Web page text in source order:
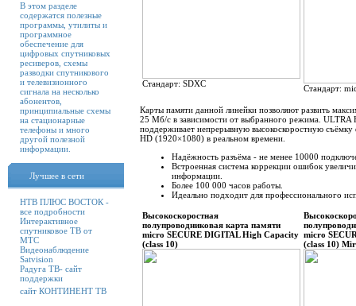
В этом разделе
содержатся полезные
программы, утилиты и
программное
обеспечение для
цифровых спутниковых
ресиверов, схемы
разводки спутникового
и телевизионного
сигнала на несколько
абонентов,
принципиальные схемы
на стационарные
телефоны и много
другой полезной
информации.
Лучшее в сети
НТВ ПЛЮС ВОСТОК -
все подробности
Интерактивное
спутниковое ТВ от
МТС
Видеонаблюдение
Satvision
Радуга ТВ- сайт
поддержки
сайт КОНТИНЕНТ ТВ
Стандарт: SDXC Стандарт:
Карты памяти данной линейки позволяют развить
25 Мб/с в зависимости от выбранного режима. ULTRA
поддерживает непрерывную высокоскоростную
HD (1920×1080) в реальном времени.
Надёжность разъёма - не менее 10000
Встроенная система коррекции ошибок
информации.
Более 100 000 часов работы.
Идеально подходит для профессионального
Высокоскоростная
полупроводниковая карта памяти
micro SECURE DIGITAL High Capacity
(class 10)
micro
(class 10)